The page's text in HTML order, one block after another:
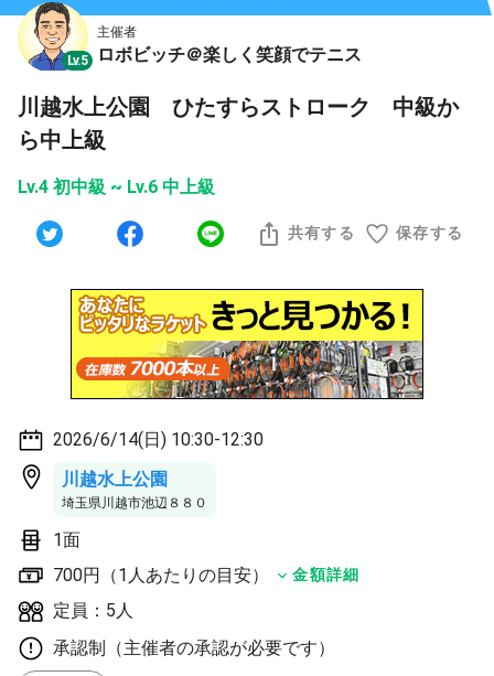
Lv.5
主催者
ロボビッチ＠楽しく笑顔でテニス
川越水上公園 ひたすらストローク 中級か
ら中上級
Lv.4 初中級 ~ Lv.6 中上級
共有する 保存する
2026/6/14(日) 10:30-12:30
川越水上公園
埼玉県川越市池辺８８０
1面
700円（1人あたりの目安）
金額詳細
定員：5人
承認制（主催者の承認が必要です）